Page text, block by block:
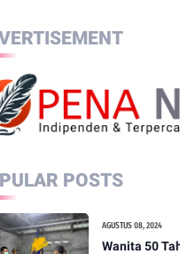
POSTS
AGUSTUS 08, 2024
Wanita 50